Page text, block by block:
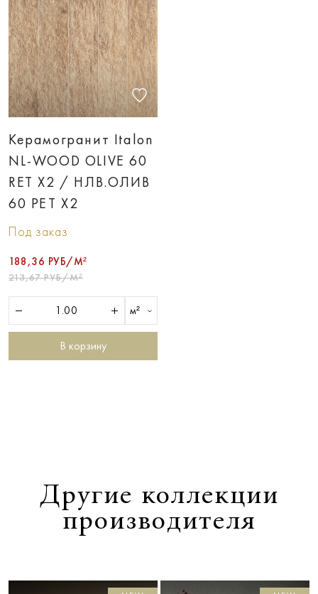
Керамогранит Italon
NL-WOOD OLIVE 60
RET X2 / НЛВ.ОЛИВ
60 РЕТ Х2
Под заказ
188,36 РУБ/М²
213,67 РУБ/М²
м²
В корзину
Другие коллекции
производителя